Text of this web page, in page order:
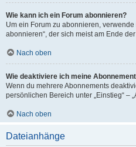
Wie kann ich ein Forum abonnieren?
Um ein Forum zu abonnieren,
abonnieren“, der sich meist am Ende
Nach oben
Wie deaktiviere ich meine
Wenn du mehrere Abonnements
persönlichen Bereich unter „Einstieg“ –
Nach oben
Dateianhänge